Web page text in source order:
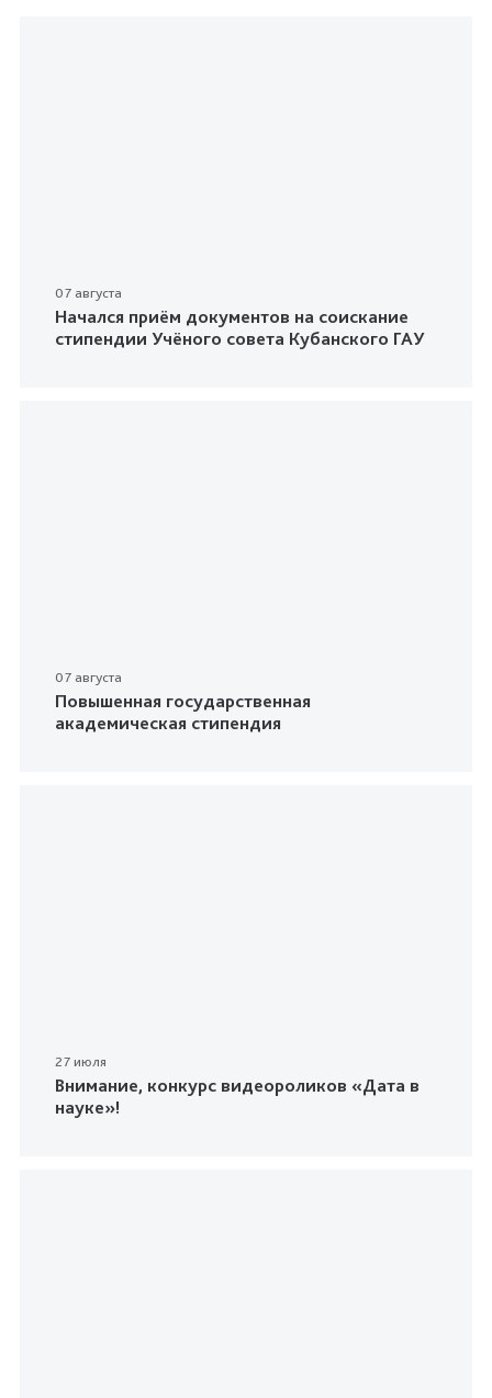
07 августа
Начался приём документов на соискание
стипендии Учёного совета Кубанского ГАУ
07 августа
Повышенная государственная
академическая стипендия
27 июля
Внимание, конкурс видеороликов «Дата в
науке»!